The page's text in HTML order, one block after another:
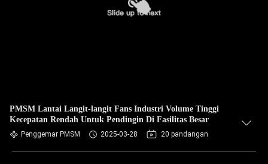
PMSM Lantai Langit-langit Fans Industri Volume Tinggi
Kecepatan Rendah Untuk Pendingin Di Fasilitas Besar
Penggemar PMSM 2025-03-28 20 pandangan